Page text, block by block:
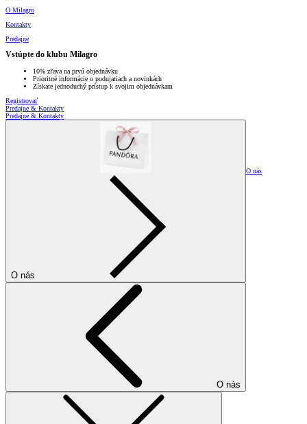
O Milagro
Kontakty
Predajne
Vstúpte do klubu Milagro
10% zľava na prvú objednávku
Prioritné informácie o podujatiach a novinkách
Získate jednoduchý prístup k svojim objednávkam
Registrovať
Predajne & Kontakty
Predajne & Kontakty
O nás
O nás
O nás